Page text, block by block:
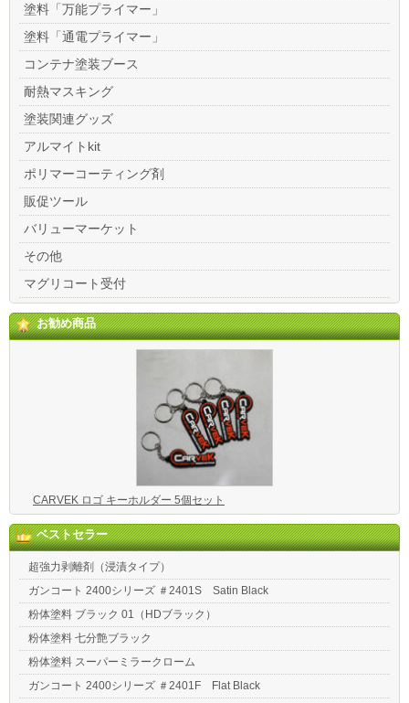
塗料「万能プライマー」
塗料「通電プライマー」
コンテナ塗装ブース
耐熱マスキング
塗装関連グッズ
アルマイトkit
ポリマーコーティング剤
販促ツール
バリューマーケット
その他
マグリコート受付
お勧め商品
CARVEK ロゴ キーホルダー 5個セット
ベストセラー
超強力剥離剤（浸漬タイプ）
ガンコート 2400シリーズ ＃2401S Satin Black
粉体塗料 ブラック 01（HDブラック）
粉体塗料 七分艶ブラック
粉体塗料 スーパーミラークローム
ガンコート 2400シリーズ ＃2401F Flat Black